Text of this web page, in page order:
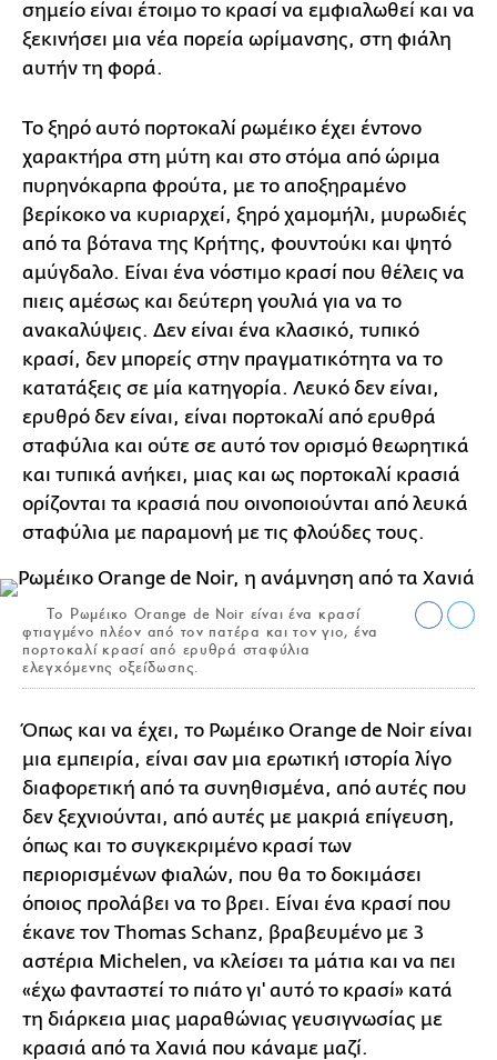
σημείο είναι έτοιμο το κρασί να εμφιαλωθεί και να
ξεκινήσει μια νέα πορεία ωρίμανσης, στη φιάλη
αυτήν τη φορά.
Το ξηρό αυτό πορτοκαλί ρωμέικο έχει έντονο
χαρακτήρα στη μύτη και στο στόμα από ώριμα
πυρηνόκαρπα φρούτα, με το αποξηραμένο
βερίκοκο να κυριαρχεί, ξηρό χαμομήλι, μυρωδιές
από τα βότανα της Κρήτης, φουντούκι και ψητό
αμύγδαλο. Είναι ένα νόστιμο κρασί που θέλεις να
πιεις αμέσως και δεύτερη γουλιά για να το
ανακαλύψεις. Δεν είναι ένα κλασικό, τυπικό
κρασί, δεν μπορείς στην πραγματικότητα να το
κατατάξεις σε μία κατηγορία. Λευκό δεν είναι,
ερυθρό δεν είναι, είναι πορτοκαλί από ερυθρά
σταφύλια και ούτε σε αυτό τον ορισμό θεωρητικά
και τυπικά ανήκει, μιας και ως πορτοκαλί κρασιά
ορίζονται τα κρασιά που οινοποιούνται από λευκά
σταφύλια με παραμονή με τις φλούδες τους.
Το Ρωμέικο Orange de Noir είναι ένα κρασί
φτιαγμένο πλέον από τον πατέρα και τον γιο, ένα
πορτοκαλί κρασί από ερυθρά σταφύλια
ελεγχόμενης οξείδωσης.
Όπως και να έχει, το Ρωμέικο Orange de Noir είναι
μια εμπειρία, είναι σαν μια ερωτική ιστορία λίγο
διαφορετική από τα συνηθισμένα, από αυτές που
δεν ξεχνιούνται, από αυτές με μακριά επίγευση,
όπως και το συγκεκριμένο κρασί των
περιορισμένων φιαλών, που θα το δοκιμάσει
όποιος προλάβει να το βρει. Είναι ένα κρασί που
έκανε τον Thomas Schanz, βραβευμένο με 3
αστέρια Michelen, να κλείσει τα μάτια και να πει
«έχω φανταστεί το πιάτο γι' αυτό το κρασί» κατά
τη διάρκεια μιας μαραθώνιας γευσιγνωσίας με
κρασιά από τα Χανιά που κάναμε μαζί.